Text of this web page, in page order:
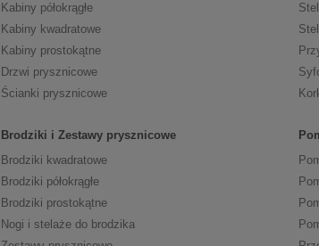
Kabiny półokrągłe
Kabiny kwadratowe
Kabiny prostokątne
Drzwi prysznicowe
Ścianki prysznicowe
Brodziki i Zestawy prysznicowe
Brodziki kwadratowe
Brodziki półokrągłe
Brodziki prostokątne
Nogi i stelaże do brodzika